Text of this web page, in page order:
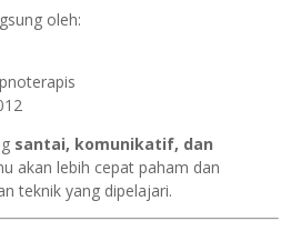
oleh:
santai, komunikatif, dan
akan lebih cepat paham dan
teknik yang dipelajari.